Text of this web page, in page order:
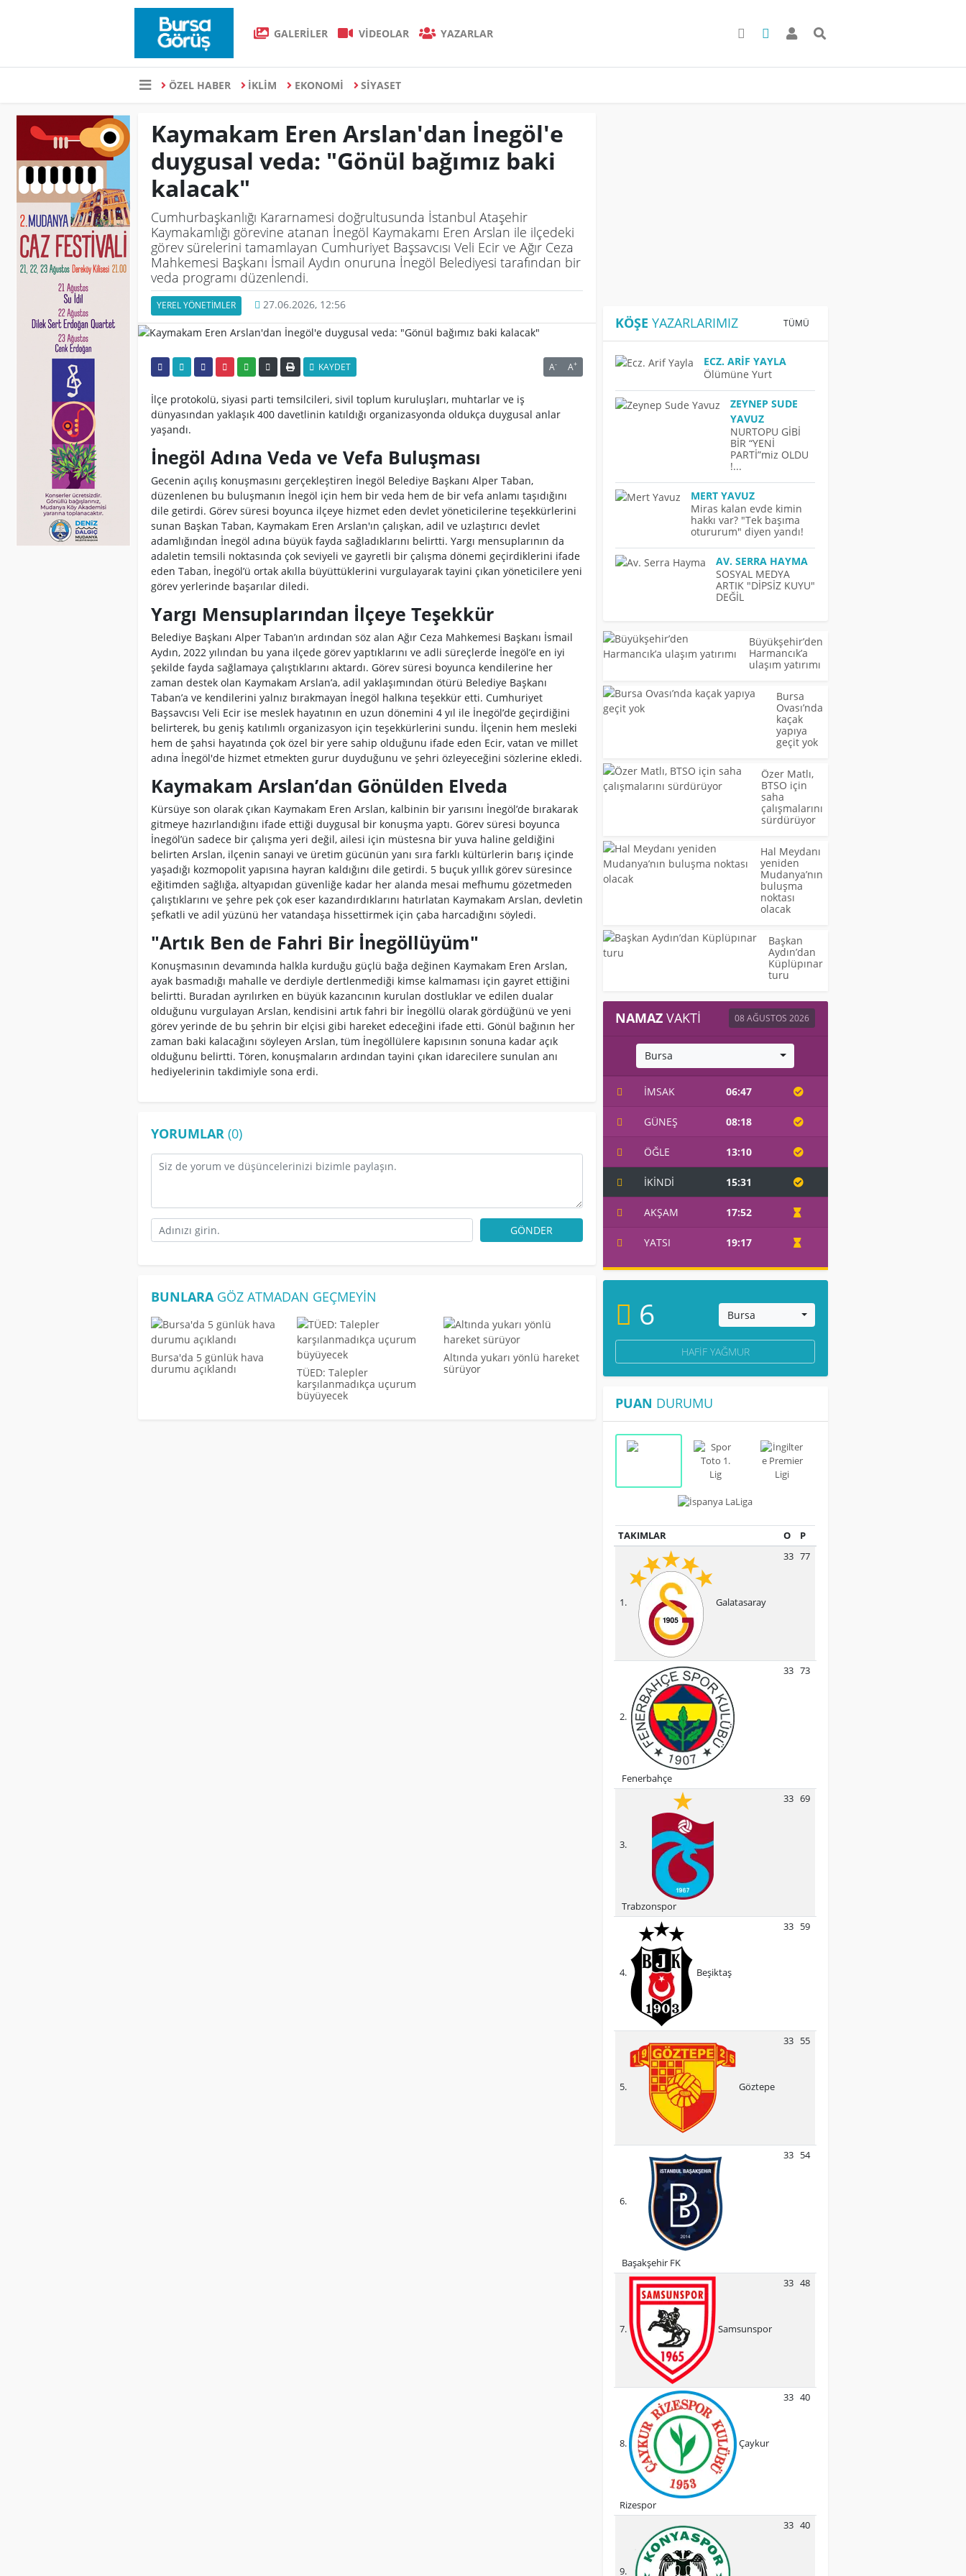
GALERİLER VİDEOLAR YAZARLAR
ÖZEL HABER İKLİM EKONOMİ SİYASET
Kaymakam Eren Arslan'dan İnegöl'e
duygusal veda: "Gönül bağımız baki
kalacak"
Cumhurbaşkanlığı Kararnamesi doğrultusunda İstanbul Ataşehir
Kaymakamlığı görevine atanan İnegöl Kaymakamı Eren Arslan ile ilçedeki
görev sürelerini tamamlayan Cumhuriyet Başsavcısı Veli Ecir ve Ağır Ceza
Mahkemesi Başkanı İsmail Aydın onuruna İnegöl Belediyesi tarafından bir
veda programı düzenlendi.
YEREL YÖNETİMLER 27.06.2026, 12:56
KAYDET A- A+
İlçe protokolü, siyasi parti temsilcileri, sivil toplum kuruluşları, muhtarlar ve iş
dünyasından yaklaşık 400 davetlinin katıldığı organizasyonda oldukça duygusal anlar
yaşandı.
İnegöl Adına Veda ve Vefa Buluşması
Gecenin açılış konuşmasını gerçekleştiren İnegöl Belediye Başkanı Alper Taban,
düzenlenen bu buluşmanın İnegöl için hem bir veda hem de bir vefa anlamı taşıdığını
dile getirdi. Görev süresi boyunca ilçeye hizmet eden devlet yöneticilerine teşekkürlerini
sunan Başkan Taban, Kaymakam Eren Arslan'ın çalışkan, adil ve uzlaştırıcı devlet
adamlığından İnegöl adına büyük fayda sağladıklarını belirtti. Yargı mensuplarının da
adaletin temsili noktasında çok seviyeli ve gayretli bir çalışma dönemi geçirdiklerini ifade
eden Taban, İnegöl’ü ortak akılla büyüttüklerini vurgulayarak tayini çıkan yöneticilere yeni
görev yerlerinde başarılar diledi.
Yargı Mensuplarından İlçeye Teşekkür
Belediye Başkanı Alper Taban’ın ardından söz alan Ağır Ceza Mahkemesi Başkanı İsmail
Aydın, 2022 yılından bu yana ilçede görev yaptıklarını ve adli süreçlerde İnegöl’e en iyi
şekilde fayda sağlamaya çalıştıklarını aktardı. Görev süresi boyunca kendilerine her
zaman destek olan Kaymakam Arslan’a, adil yaklaşımından ötürü Belediye Başkanı
Taban’a ve kendilerini yalnız bırakmayan İnegöl halkına teşekkür etti. Cumhuriyet
Başsavcısı Veli Ecir ise meslek hayatının en uzun dönemini 4 yıl ile İnegöl’de geçirdiğini
belirterek, bu geniş katılımlı organizasyon için teşekkürlerini sundu. İlçenin hem mesleki
hem de şahsi hayatında çok özel bir yere sahip olduğunu ifade eden Ecir, vatan ve millet
adına İnegöl'de hizmet etmekten gurur duyduğunu ve şehri özleyeceğini sözlerine ekledi.
Kaymakam Arslan’dan Gönülden Elveda
Kürsüye son olarak çıkan Kaymakam Eren Arslan, kalbinin bir yarısını İnegöl’de bırakarak
gitmeye hazırlandığını ifade ettiği duygusal bir konuşma yaptı. Görev süresi boyunca
İnegöl’ün sadece bir çalışma yeri değil, ailesi için müstesna bir yuva haline geldiğini
belirten Arslan, ilçenin sanayi ve üretim gücünün yanı sıra farklı kültürlerin barış içinde
yaşadığı kozmopolit yapısına hayran kaldığını dile getirdi. 5 buçuk yıllık görev süresince
eğitimden sağlığa, altyapıdan güvenliğe kadar her alanda mesai mefhumu gözetmeden
çalıştıklarını ve şehre pek çok eser kazandırdıklarını hatırlatan Kaymakam Arslan, devletin
şefkatli ve adil yüzünü her vatandaşa hissettirmek için çaba harcadığını söyledi.
"Artık Ben de Fahri Bir İnegöllüyüm"
Konuşmasının devamında halkla kurduğu güçlü bağa değinen Kaymakam Eren Arslan,
ayak basmadığı mahalle ve derdiyle dertlenmediği kimse kalmaması için gayret ettiğini
belirtti. Buradan ayrılırken en büyük kazancının kurulan dostluklar ve edilen dualar
olduğunu vurgulayan Arslan, kendisini artık fahri bir İnegöllü olarak gördüğünü ve yeni
görev yerinde de bu şehrin bir elçisi gibi hareket edeceğini ifade etti. Gönül bağının her
zaman baki kalacağını söyleyen Arslan, tüm İnegöllülere kapısının sonuna kadar açık
olduğunu belirtti. Tören, konuşmaların ardından tayini çıkan idarecilere sunulan anı
hediyelerinin takdimiyle sona erdi.
YORUMLAR(0)
GÖNDER
BUNLARAGÖZ ATMADAN GEÇMEYIN
Bursa'da 5 günlük hava
durumu açıklandı
TÜED: Talepler
karşılanmadıkça uçurum
büyüyecek
Altında yukarı yönlü hareket
sürüyor
KÖŞE YAZARLARIMIZ TÜMÜ
ECZ. ARIF YAYLA
Ölümüne Yurt
ZEYNEP SUDE
YAVUZ
NURTOPU GİBİ
BİR “YENİ
PARTİ”miz OLDU
!...
MERT YAVUZ
Miras kalan evde kimin
hakkı var? "Tek başıma
otururum" diyen yandı!
AV. SERRA HAYMA
SOSYAL MEDYA
ARTIK "DİPSİZ KUYU"
DEĞİL
Büyükşehir’den
Harmancık’a
ulaşım yatırımı
Bursa
Ovası’nda
kaçak
yapıya
geçit yok
Özer Matlı,
BTSO için
saha
çalışmalarını
sürdürüyor
Hal Meydanı
yeniden
Mudanya’nın
buluşma
noktası
olacak
Başkan
Aydın’dan
Küplüpınar
turu
NAMAZ VAKTI 08 AĞUSTOS 2026
Bursa
İMSAK 06:47
GÜNEŞ 08:18
ÖĞLE 13:10
İKINDI 15:31
AKŞAM 17:52
YATSI 19:17
6 Bursa
HAFIF YAĞMUR
PUAN DURUMU
TAKIMLAR O P
1. Galatasaray
33 77
2.
Fenerbahçe
33 73
3.
Trabzonspor
33 69
4. Beşiktaş
33 59
5. Göztepe
33 55
6.
Başakşehir FK
33 54
7. Samsunspor
33 48
8. Çaykur
Rizespor
33 40
9.
33 40